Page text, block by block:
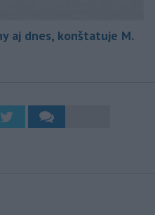
aj dnes, konštatuje M.